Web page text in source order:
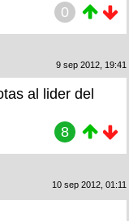
0
9 sep 2012, 19:41
al lider del
8
10 sep 2012, 01:11